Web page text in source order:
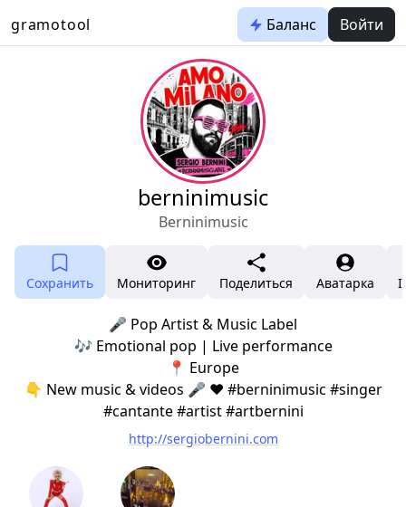
gramotool Баланс Войти
berninimusic
Berninimusic
Сохранить Мониторинг Поделиться Аватарка
🎤 Pop Artist & Music Label
🎶 Emotional pop | Live performance
📍 Europe
👇 New music & videos 🎤 ❤️ #berninimusic #singer
#cantante #artist #artbernini
http://sergiobernini.com